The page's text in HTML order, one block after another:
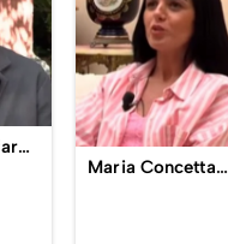
Velerio Ciaffaroni
Maria Concetta Schembri